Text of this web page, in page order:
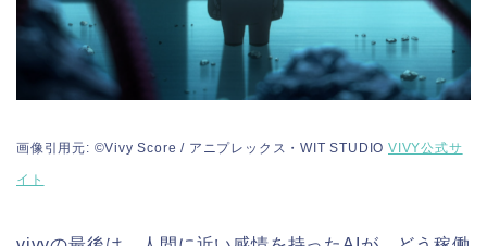
画像引用元: ©Vivy Score / アニプレックス・WIT STUDIO VIVY公式サ
イト